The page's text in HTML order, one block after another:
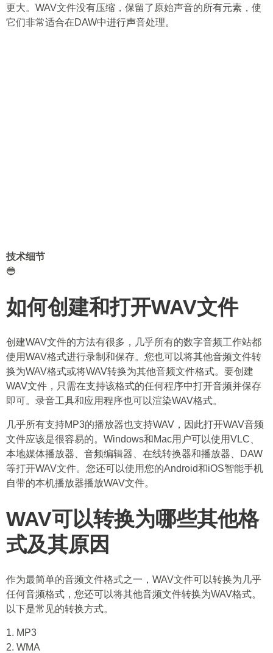
更大。WAV文件没有压缩，保留了原始声音的所有元素，使
它们非常适合在DAW中进行声音处理。
技术细节
🔵
如何创建和打开WAV文件
创建WAV文件的方法有很多，几乎所有的数字音频工作站都
使用WAV格式进行录制和保存。您也可以将其他音频文件转
换为WAV格式或将WAV转换为其他音频文件格式。要创建
WAV文件，只需在支持该格式的任何程序中打开音频并保存
即可。录音工具和应用程序也可以渲染WAV格式。
几乎所有支持MP3的播放器也支持WAV，因此打开WAV音频
文件应该是很容易的。Windows和Mac用户可以使用VLC、
本地媒体播放器、音频编辑器、在线转换器和播放器、DAW
等打开WAV文件。您还可以使用您的Android和iOS智能手机
自带的本机播放器播放WAV文件。
WAV可以转换为哪些其他格
式及其原因
作为最简单的音频文件格式之一，WAV文件可以转换为几乎
任何音频格式，您还可以将其他音频文件转换为WAV格式。
以下是常见的转换方式。
1. MP3
2. WMA